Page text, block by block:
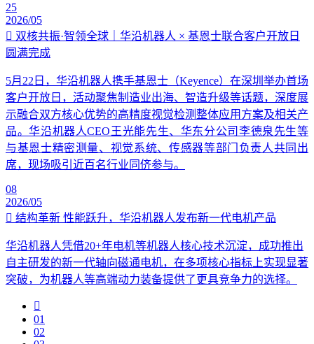
25
2026/05
双核共振·智领全球｜华沿机器人 × 基恩士联合客户开放日
圆满完成
5月22日，华沿机器人携手基恩士（Keyence）在深圳举办首场
客户开放日，活动聚焦制造业出海、智造升级等话题，深度展
示融合双方核心优势的高精度视觉检测整体应用方案及相关产
品。华沿机器人CEO王光能先生、华东分公司李德泉先生等
与基恩士精密测量、视觉系统、传感器等部门负责人共同出
席，现场吸引近百名行业同侪参与。
08
2026/05
结构革新 性能跃升，华沿机器人发布新一代电机产品
华沿机器人凭借20+年电机等机器人核心技术沉淀，成功推出
自主研发的新一代轴向磁通电机，在多项核心指标上实现显著
突破，为机器人等高端动力装备提供了更具竞争力的选择。
01
02